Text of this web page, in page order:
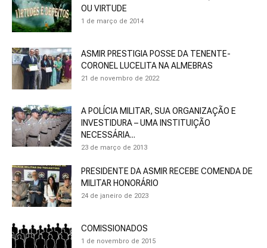
OU VIRTUDE
1 de março de 2014
ASMIR PRESTIGIA POSSE DA TENENTE-
CORONEL LUCELITA NA ALMEBRAS
21 de novembro de 2022
A POLÍCIA MILITAR, SUA ORGANIZAÇÃO E
INVESTIDURA – UMA INSTITUIÇÃO
NECESSÁRIA...
23 de março de 2013
PRESIDENTE DA ASMIR RECEBE COMENDA DE
MILITAR HONORÁRIO
24 de janeiro de 2023
COMISSIONADOS
1 de novembro de 2015